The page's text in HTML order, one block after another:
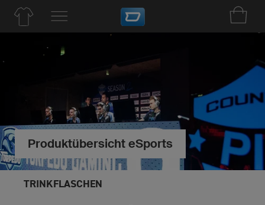
Produktübersicht eSports
TRINKFLASCHEN